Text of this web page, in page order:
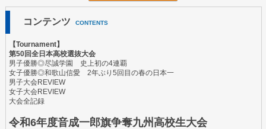
コンテンツ CONTENTS
【Tournament】
第50回全日本高校選抜大会
男子優勝◎尽誠学園 史上初の4連覇
女子優勝◎和歌山信愛 2年ぶり5回目の春の日本一
男子大会REVIEW
女子大会REVIEW
大会全記録
令和6年度音成一郎旗争奪九州高校生大会